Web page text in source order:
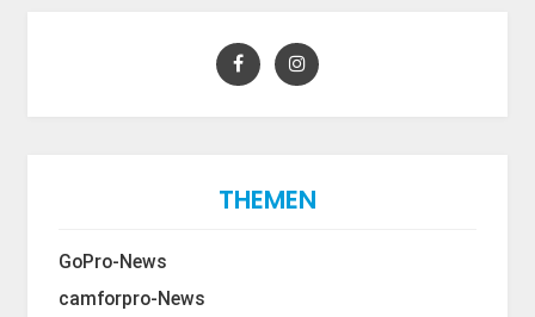
THEMEN
GoPro-News
camforpro-News